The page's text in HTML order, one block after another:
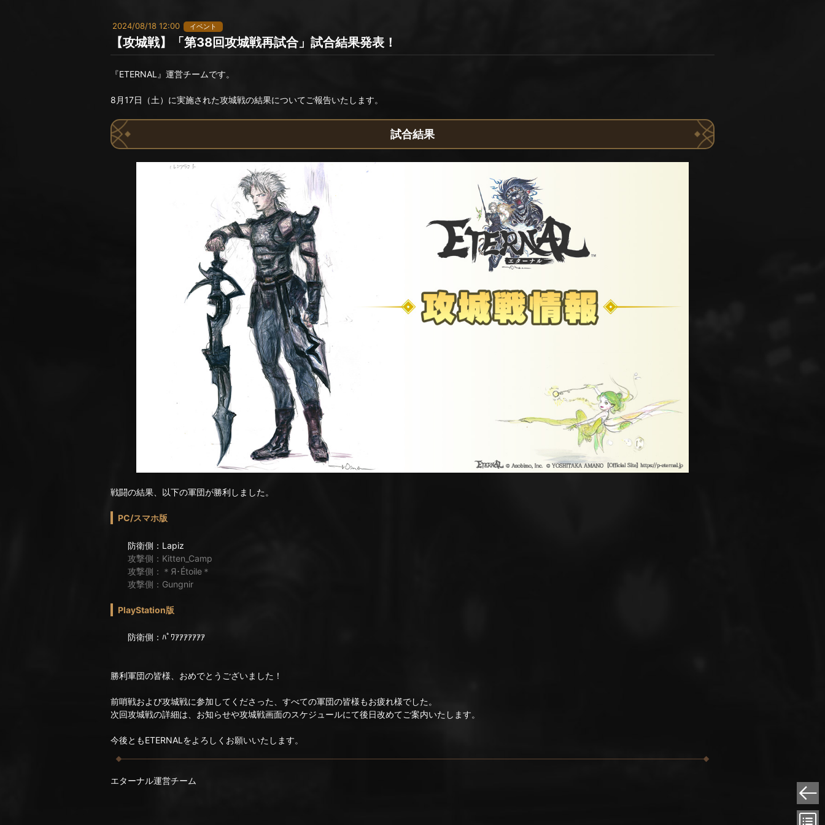
2024/08/18 12:00 イベント
【攻城戦】「第38回攻城戦再試合」試合結果発表！
『ETERNAL』運営チームです。
8月17日（土）に実施された攻城戦の結果についてご報告いたします。
試合結果
戦闘の結果、以下の軍団が勝利しました。
PC/スマホ版
防衛側：Lapiz
攻撃側：Kitten_Camp
攻撃側：＊Я･Étoile＊
攻撃側：Gungnir
PlayStation版
防衛側：ﾊﾟﾜｱｱｱｱｱｱｱ
勝利軍団の皆様、おめでとうございました！
前哨戦および攻城戦に参加してくださった、すべての軍団の皆様もお疲れ様でした。
次回攻城戦の詳細は、お知らせや攻城戦画面のスケジュールにて後日改めてご案内いたします。
今後ともETERNALをよろしくお願いいたします。
エターナル運営チーム